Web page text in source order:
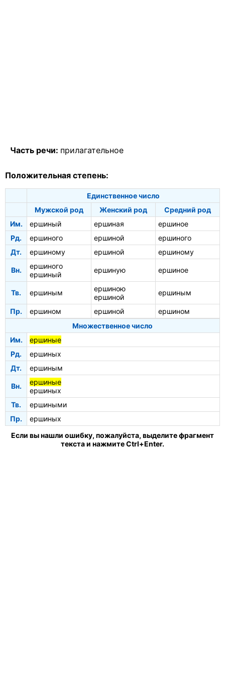
Часть речи: прилагательное
Положительная степень:
Единственное число
Мужской род
Женский род
Средний род
Им.
ершиный ершиная
ершиное
Рд.
ершиного ершиной
ершиного
Дт.
ершиному ершиной ершиному
Вн.
ершиного
ершиный
ершиную ершиное
Тв. ершиным
ершиною
ершиной
ершиным
Пр. ершином ершиной
ершином
Множественное число
Им.
ершиные
Рд.
ершиных
Дт.
ершиным
Вн.
ершиные
ершиных
Тв.
ершиными
Пр.
ершиных
Если вы нашли ошибку, пожалуйста, выделите фрагмент
текста и нажмите Ctrl+Enter.